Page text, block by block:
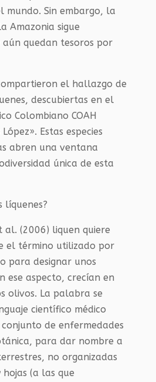
mundo. Sin embargo, la
Amazonia sigue
quedan tesoros por
el hallazgo de
descubiertas en el
Colombiano COAH
Estas especies
abren una ventana
única de esta
líquenes?
al. (2006) liquen quiere
el término utilizado por
para designar unos
ese aspecto, crecían en
olivos. La palabra se
científico médico
de enfermedades
para dar nombre a
no organizadas
(a las que